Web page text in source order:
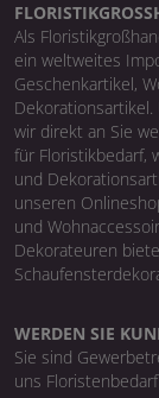
Als
ein weltweites
Geschenkartikel,
wir direkt an Sie
für Floristikbedarf,
und
unseren
und
Dekorateuren
WERDEN SIE
Sie sind
uns